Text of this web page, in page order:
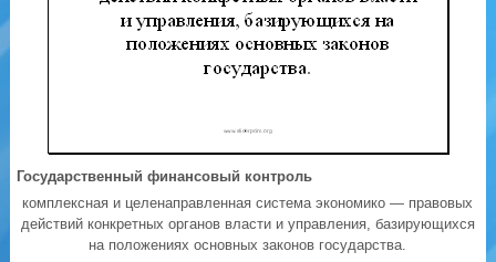
Государственный финансовый контроль
комплексная и целенаправленная система экономико — правовых
действий конкретных органов власти и управления, базирующихся
на положениях основных законов государства.